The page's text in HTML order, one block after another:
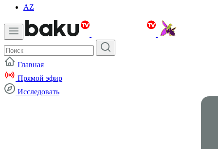
AZ
Главная
Прямой эфир
Исследовать